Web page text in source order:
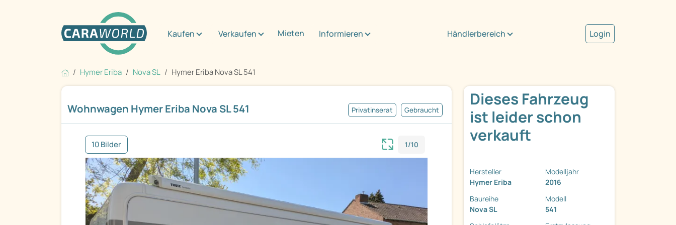
Kaufen Verkaufen Mieten Informieren Händlerbereich Login
Hymer Eriba Nova SL Hymer Eriba Nova SL 541
Wohnwagen Hymer Eriba Nova SL 541 Privatinserat Gebraucht
10 Bilder 1/10
Dieses Fahrzeug
ist leider schon
verkauft
Hersteller
Hymer Eriba
Modelljahr
2016
Baureihe
Nova SL
Modell
541